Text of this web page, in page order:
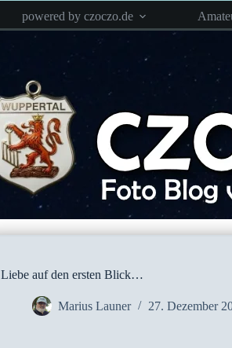
powered by czoczo.de
Liebe auf den ersten Blick…
Marius Launer 27. Dezember